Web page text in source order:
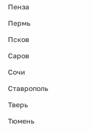
Пенза
Пермь
Псков
Саров
Сочи
Ставрополь
Тверь
Тюмень